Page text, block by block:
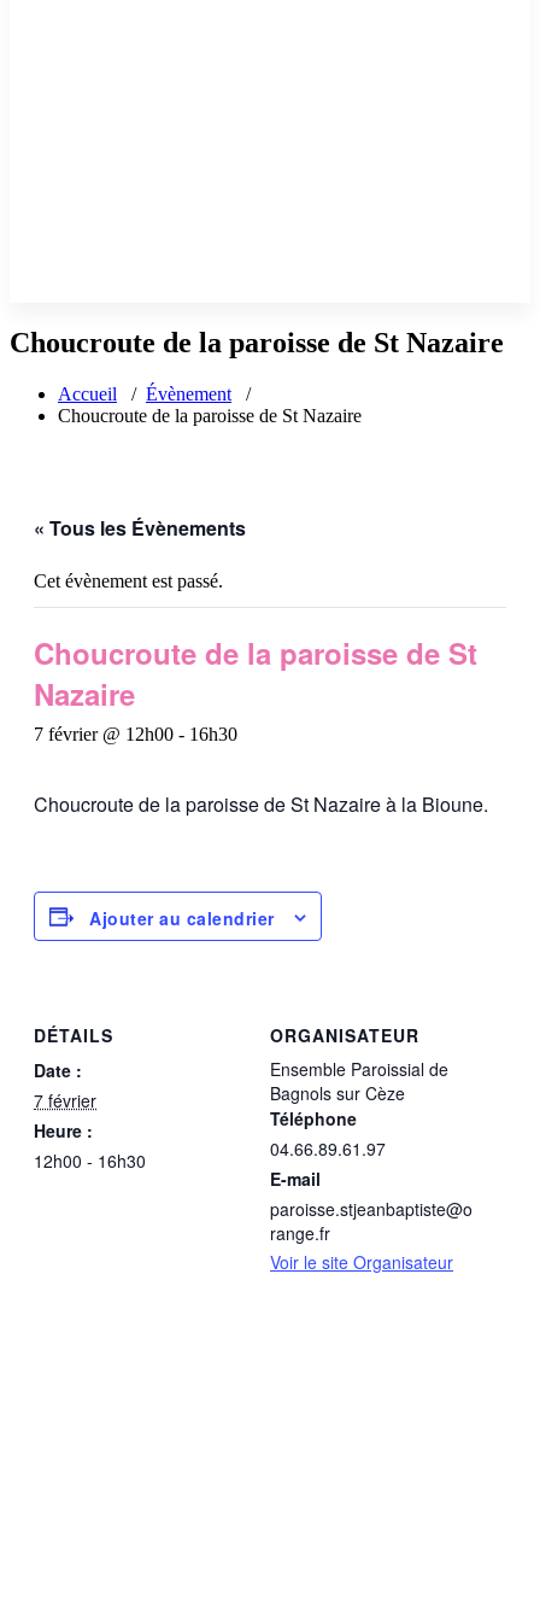
Choucroute de la paroisse de St Nazaire
Accueil / Évènement /
Choucroute de la paroisse de St Nazaire
« Tous les Évènements
Cet évènement est passé.
Choucroute de la paroisse de St
Nazaire
7 février @ 12h00 - 16h30
Choucroute de la paroisse de St Nazaire à la Bioune.
Ajouter au calendrier
DÉTAILS
Date :
7 février
Heure :
12h00 - 16h30
ORGANISATEUR
Ensemble Paroissial de
Bagnols sur Cèze
Téléphone
04.66.89.61.97
E-mail
paroisse.stjeanbaptiste@o
range.fr
Voir le site Organisateur